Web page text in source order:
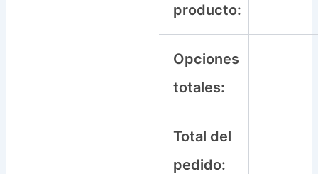
producto:
Opciones
totales:
Total del
pedido: